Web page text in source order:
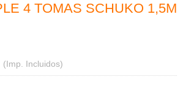
4 TOMAS SCHUKO 1,5M
(Imp. Incluidos)